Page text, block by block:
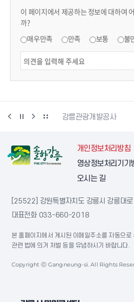
이 페이지에서 제공하는 정보에 대하여
까?
매우만족 만족 보통 불
인재육성재단 강릉관광개발공사
개인정보처리방침
영상정보처리기기
오시는 길
[25522] 강원특별자치도 강릉시 강릉대
대표전화 033-660-2018
본 홈페이지에서 게시된 이메일주소를 자동으로
관련 법에 의거 처벌 등을 유념하시기 바랍니다.
Copyright ⓒ Gangneung-si. All Rights